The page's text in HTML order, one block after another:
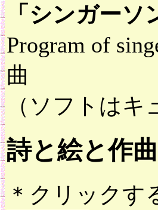
「シンガー
Program of
曲
（ソフトは
詩と絵と作曲
＊クリックす